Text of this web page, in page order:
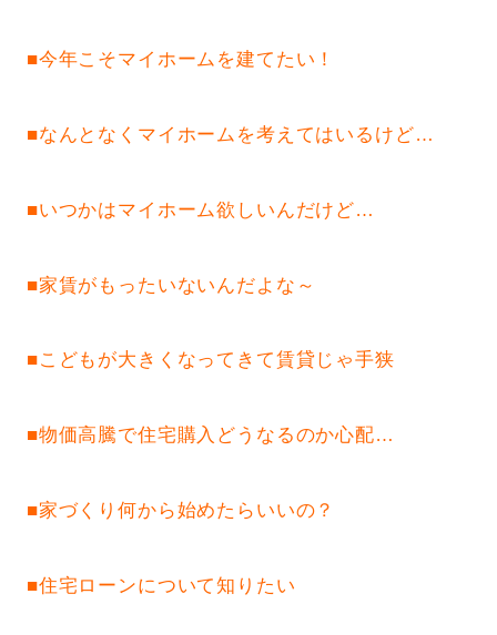
■今年こそマイホームを建てたい！
■なんとなくマイホームを考えてはいるけど…
■いつかはマイホーム欲しいんだけど…
■家賃がもったいないんだよな～
■こどもが大きくなってきて賃貸じゃ手狭
■物価高騰で住宅購入どうなるのか心配…
■家づくり何から始めたらいいの？
■住宅ローンについて知りたい